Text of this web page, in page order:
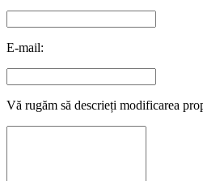
E-mail:
Vă rugăm să descrieți modificarea